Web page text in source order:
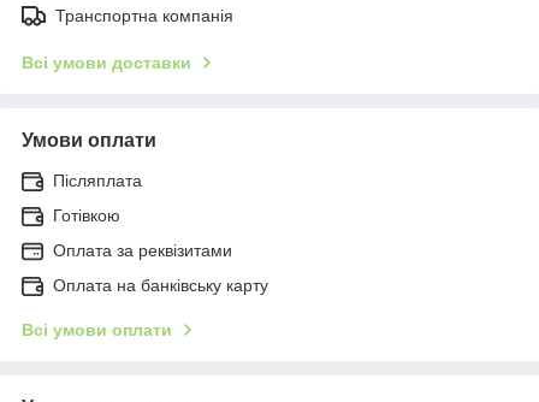
Транспортна компанія
Всі умови доставки
Умови оплати
Післяплата
Готівкою
Оплата за реквізитами
Оплата на банківську карту
Всі умови оплати